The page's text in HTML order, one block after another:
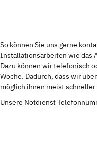
So können Sie uns gerne
Installationsarbeiten wie das
Dazu können wir telefonisch
Woche. Dadurch, dass wir
möglich ihnen meist
Unsere Notdienst